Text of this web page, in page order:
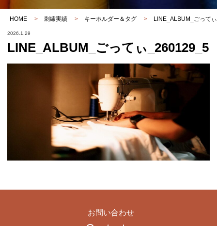
HOME > 刺繍実績 > キーホルダー＆タグ > LINE_ALBUM_ごって
2026.1.29
LINE_ALBUM_ごってぃ_260129_5
お問い合わせ